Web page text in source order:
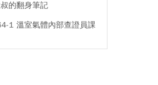
的翻身筆記
1 溫室氣體內部查證員課